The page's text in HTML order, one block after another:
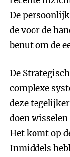
De
de voor de
benut om de
De
complexe
deze
doen
Het komt op
Inmiddels